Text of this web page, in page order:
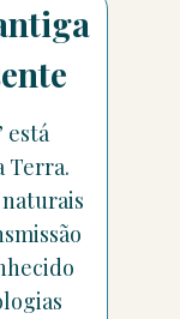
está
Terra.